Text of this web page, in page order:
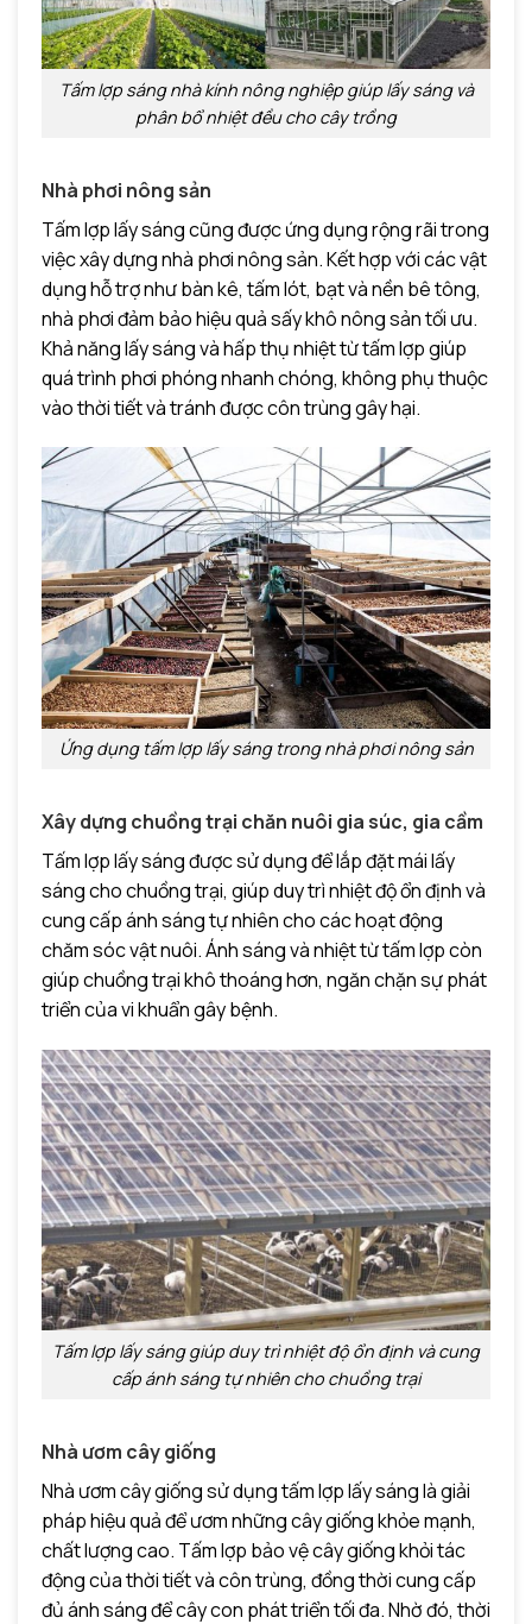
Tấm lợp sáng nhà kính nông nghiệp giúp lấy sáng và
phân bổ nhiệt đều cho cây trồng
Nhà phơi nông sản
Tấm lợp lấy sáng cũng được ứng dụng rộng rãi trong
việc xây dựng nhà phơi nông sản. Kết hợp với các vật
dụng hỗ trợ như bàn kê, tấm lót, bạt và nền bê tông,
nhà phơi đảm bảo hiệu quả sấy khô nông sản tối ưu.
Khả năng lấy sáng và hấp thụ nhiệt từ tấm lợp giúp
quá trình phơi phóng nhanh chóng, không phụ thuộc
vào thời tiết và tránh được côn trùng gây hại.
Ứng dụng tấm lợp lấy sáng trong nhà phơi nông sản
Xây dựng chuồng trại chăn nuôi gia súc, gia cầm
Tấm lợp lấy sáng được sử dụng để lắp đặt mái lấy
sáng cho chuồng trại, giúp duy trì nhiệt độ ổn định và
cung cấp ánh sáng tự nhiên cho các hoạt động
chăm sóc vật nuôi. Ánh sáng và nhiệt từ tấm lợp còn
giúp chuồng trại khô thoáng hơn, ngăn chặn sự phát
triển của vi khuẩn gây bệnh.
Tấm lợp lấy sáng giúp duy trì nhiệt độ ổn định và cung
cấp ánh sáng tự nhiên cho chuồng trại
Nhà ươm cây giống
Nhà ươm cây giống sử dụng tấm lợp lấy sáng là giải
pháp hiệu quả để ươm những cây giống khỏe mạnh,
chất lượng cao. Tấm lợp bảo vệ cây giống khỏi tác
động của thời tiết và côn trùng, đồng thời cung cấp
đủ ánh sáng để cây con phát triển tối đa. Nhờ đó, thời